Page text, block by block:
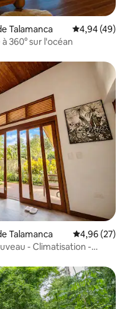
Talamanca Évaluation
4,94 (49)
360° sur l'océan
appréciés
Talamanca Évaluation
4,96 (27)
- Climatisation -